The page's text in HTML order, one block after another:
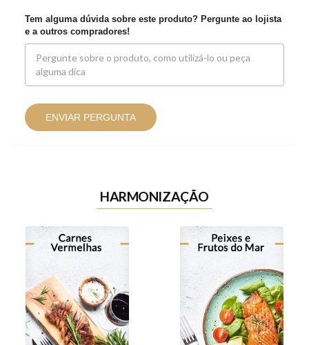
Tem alguma dúvida sobre este produto? Pergunte ao lojista
e a outros compradores!
ENVIAR PERGUNTA
HARMONIZAÇÃO